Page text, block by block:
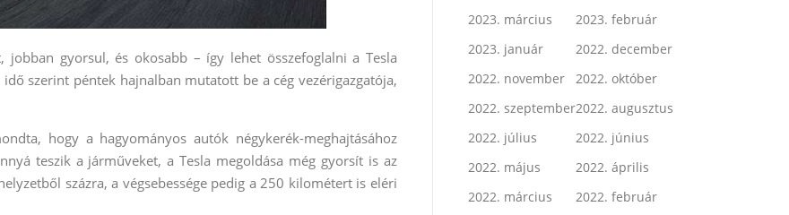
gyorsul, és okosabb – így lehet összefoglalni a Tesla
szerint péntek hajnalban mutatott be a cég vezérigazgatója,
hogy a hagyományos autók négykerék-meghajtásához
teszik a járműveket, a Tesla megoldása még gyorsít is az
százra, a végsebessége pedig a 250 kilométert is eléri
2023. március
2023. február
2023. január
2022. december
2022. november
2022. október
2022. szeptember2022. augusztus
2022. július
2022. június
2022. május
2022. április
2022. március
2022. február